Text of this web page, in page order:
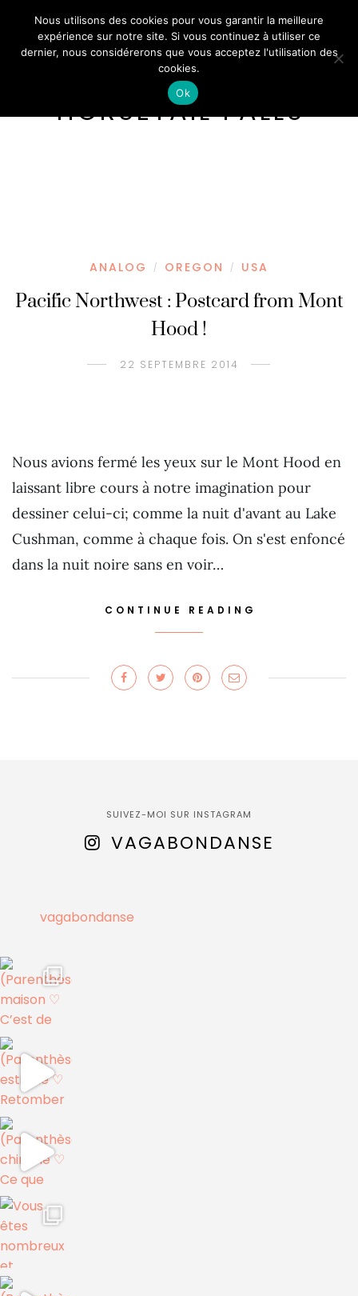
HORSETAIL FALLS
ANALOG / OREGON / USA
Pacific Northwest : Postcard from Mont
Hood !
22 SEPTEMBRE 2014
Nous avions fermé les yeux sur le Mont Hood en
laissant libre cours à notre imagination pour
dessiner celui-ci; comme la nuit d'avant au Lake
Cushman, comme à chaque fois. On s'est enfoncé
dans la nuit noire sans en voir…
CONTINUE READING
SUIVEZ-MOI SUR INSTAGRAM
VAGABONDANSE
vagabondanse
Nous utilisons des cookies pour vous garantir la meilleure
expérience sur notre site. Si vous continuez à utiliser ce
dernier, nous considérerons que vous acceptez l'utilisation des
cookies.
Ok